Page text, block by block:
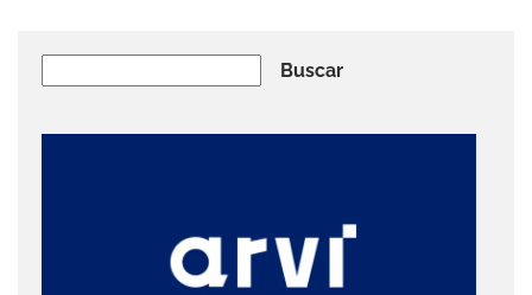
Buscar